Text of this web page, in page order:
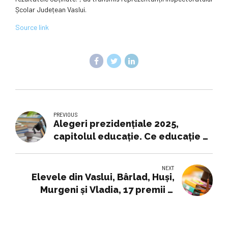
Școlar Județean Vaslui.
Source link
PREVIOUS
Alegeri prezidențiale 2025,
capitolul educație. Ce educație și
NEXT
Elevele din Vaslui, Bârlad, Huși,
Murgeni și Vladia, 17 premii și